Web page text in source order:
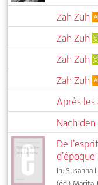
Zah Zuh
Zah Zuh
Zah Zuh
Zah Zuh
Après
Nach
De
d’époque
In: Susanna